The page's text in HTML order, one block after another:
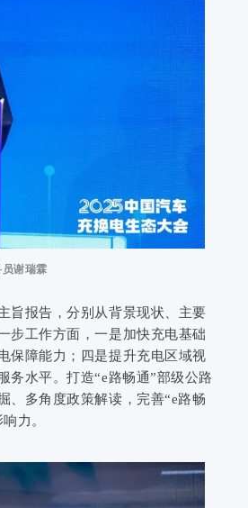
谢瑞霖
旨报告，分别从背景现状、主要
步工作方面，一是加快充电基础
保障能力；四是提升充电区域视
务水平。打造“e路畅通”部级公路
、多角度政策解读，完善“e路畅
力。